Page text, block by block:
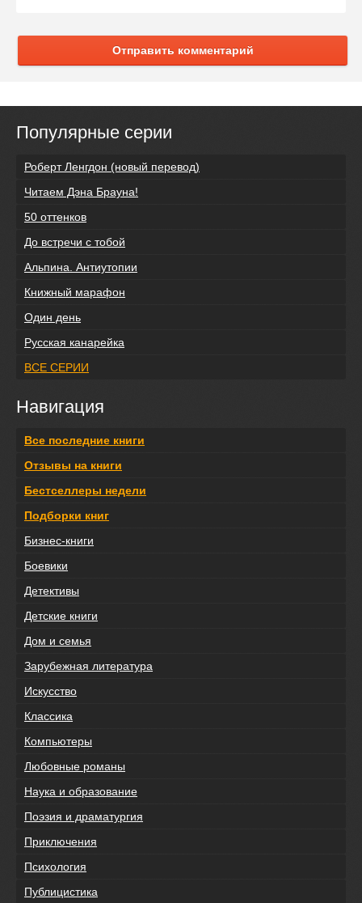
Отправить комментарий
Популярные серии
Роберт Ленгдон (новый перевод)
Читаем Дэна Брауна!
50 оттенков
До встречи с тобой
Альпина. Антиутопии
Книжный марафон
Один день
Русская канарейка
ВСЕ СЕРИИ
Навигация
Все последние книги
Отзывы на книги
Бестселлеры недели
Подборки книг
Бизнес-книги
Боевики
Детективы
Детские книги
Дом и семья
Зарубежная литература
Искусство
Классика
Компьютеры
Любовные романы
Наука и образование
Поэзия и драматургия
Приключения
Психология
Публицистика